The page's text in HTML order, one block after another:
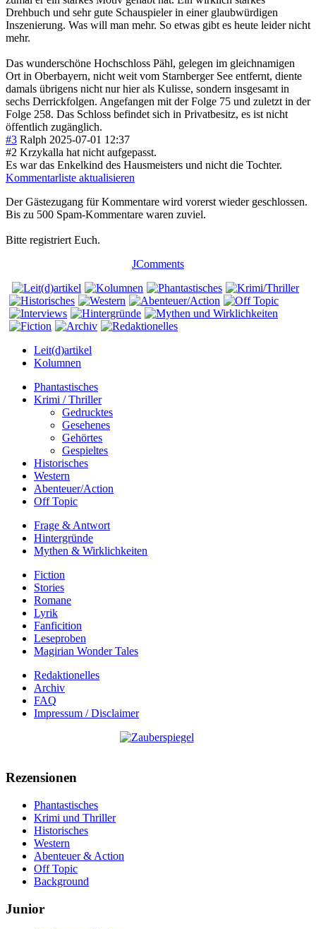
Drehbuch und sehr gute Schauspieler in einer glaubwürdigen
Inszenierung. Was will man mehr. So etwas gibt es heute leider nicht
mehr.
Das wunderschöne Hochschloss Pähl, gelegen im gleichnamigen
Ort in Oberbayern, nicht weit vom Starnberger See entfernt, diente
damals übrigens nicht nur hier als Kulisse, sondern insgesamt in
sechs Derrickfolgen. Angefangen mit der Folge 75 und zuletzt in der
Folge 258. Das Schloss befindet sich in Privatbesitz, es ist nicht
öffentlich zugänglich.
#3 Ralph 2025-07-01 12:37
#2 Krzykalla hat nicht aufgepasst.
Es war das Enkelkind des Hausmeisters und nicht die Tochter.
Kommentarliste aktualisieren
Der Gästezugang für Kommentare wird vorerst wieder geschlossen.
Bis zu 500 Spam-Kommentare waren zuviel.
Bitte registriert Euch.
JComments
Leit(d)artikel
Kolumnen
Phantastisches
Krimi / Thriller
Gedrucktes
Gesehenes
Gehörtes
Gespieltes
Historisches
Western
Abenteuer/Action
Off Topic
Frage & Antwort
Hintergründe
Mythen & Wirklichkeiten
Fiction
Stories
Romane
Lyrik
Fanficition
Leseproben
Magirian Wonder Tales
Redaktionelles
Archiv
FAQ
Impressum / Disclaimer
Rezensionen
Phantastisches
Krimi und Thriller
Historisches
Western
Abenteuer & Action
Off Topic
Background
Junior